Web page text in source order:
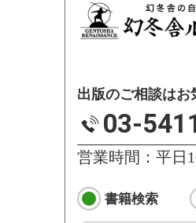
出版のご相談はお
03-
営業時間：平日
書籍検索